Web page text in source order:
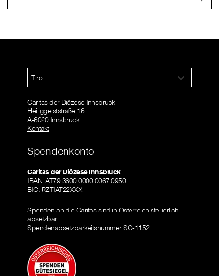
Tirol
Caritas der Diözese Innsbruck
Heiliggeiststraße 16
A-6020 Innsbruck
Kontakt
Spendenkonto
Caritas der Diözese Innsbruck
IBAN: AT79 3600 0000 0067 0950
BIC: RZTIAT22XXX
Spenden an die Caritas sind in Österreich steuerlich
absetzbar.
Spendenabsetzbarkeitsnummer SO-1152